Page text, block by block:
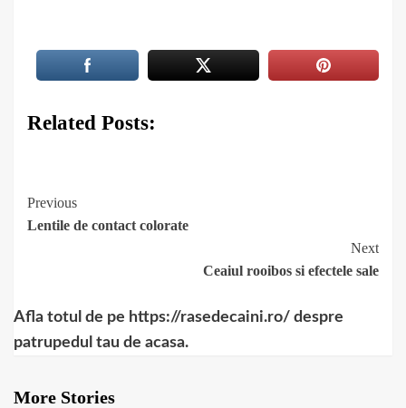
Related Posts:
Continue
Reading
Previous
Lentile de contact colorate
Next
Ceaiul rooibos si efectele sale
Afla totul de pe https://rasedecaini.ro/ despre
patrupedul tau de acasa.
More Stories